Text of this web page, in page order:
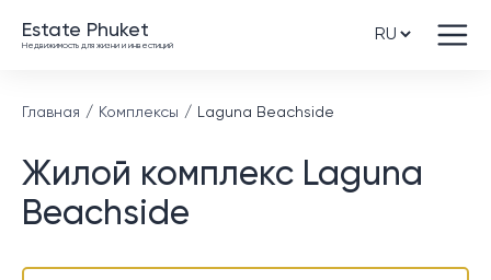
Estate Phuket
Недвижимость для жизни и инвестиций
Главная Комплексы Laguna Beachside
Жилой комплекс Laguna
Beachside